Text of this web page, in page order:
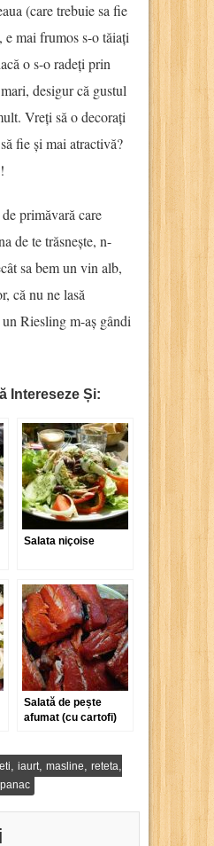
(care trebuie sa fie
e mai frumos s-o tăiați
o s-o radeți prin
desigur că gustul
Vreți să o decorați
fie și mai atractivă?
primăvară care
de te trăsnește, n-
sa bem un vin alb,
că nu ne lasă
Riesling m-aș gândi
Intereseze Și:
Salata niçoise
Salată de pește
afumat (cu cartofi)
, iaurt, masline, reteta,